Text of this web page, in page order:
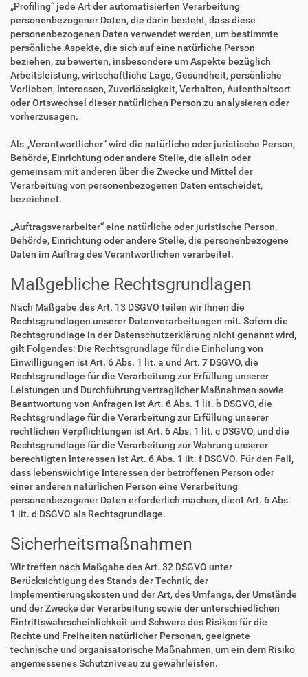
„Profiling“ jede Art der automatisierten Verarbeitung
personenbezogener Daten, die darin besteht, dass diese
personenbezogenen Daten verwendet werden, um bestimmte
persönliche Aspekte, die sich auf eine natürliche Person
beziehen, zu bewerten, insbesondere um Aspekte bezüglich
Arbeitsleistung, wirtschaftliche Lage, Gesundheit, persönliche
Vorlieben, Interessen, Zuverlässigkeit, Verhalten, Aufenthaltsort
oder Ortswechsel dieser natürlichen Person zu analysieren oder
vorherzusagen.
Als „Verantwortlicher“ wird die natürliche oder juristische Person,
Behörde, Einrichtung oder andere Stelle, die allein oder
gemeinsam mit anderen über die Zwecke und Mittel der
Verarbeitung von personenbezogenen Daten entscheidet,
bezeichnet.
„Auftragsverarbeiter“ eine natürliche oder juristische Person,
Behörde, Einrichtung oder andere Stelle, die personenbezogene
Daten im Auftrag des Verantwortlichen verarbeitet.
Maßgebliche Rechtsgrundlagen
Nach Maßgabe des Art. 13 DSGVO teilen wir Ihnen die
Rechtsgrundlagen unserer Datenverarbeitungen mit. Sofern die
Rechtsgrundlage in der Datenschutzerklärung nicht genannt wird,
gilt Folgendes: Die Rechtsgrundlage für die Einholung von
Einwilligungen ist Art. 6 Abs. 1 lit. a und Art. 7 DSGVO, die
Rechtsgrundlage für die Verarbeitung zur Erfüllung unserer
Leistungen und Durchführung vertraglicher Maßnahmen sowie
Beantwortung von Anfragen ist Art. 6 Abs. 1 lit. b DSGVO, die
Rechtsgrundlage für die Verarbeitung zur Erfüllung unserer
rechtlichen Verpflichtungen ist Art. 6 Abs. 1 lit. c DSGVO, und die
Rechtsgrundlage für die Verarbeitung zur Wahrung unserer
berechtigten Interessen ist Art. 6 Abs. 1 lit. f DSGVO. Für den Fall,
dass lebenswichtige Interessen der betroffenen Person oder
einer anderen natürlichen Person eine Verarbeitung
personenbezogener Daten erforderlich machen, dient Art. 6 Abs.
1 lit. d DSGVO als Rechtsgrundlage.
Sicherheitsmaßnahmen
Wir treffen nach Maßgabe des Art. 32 DSGVO unter
Berücksichtigung des Stands der Technik, der
Implementierungskosten und der Art, des Umfangs, der Umstände
und der Zwecke der Verarbeitung sowie der unterschiedlichen
Eintrittswahrscheinlichkeit und Schwere des Risikos für die
Rechte und Freiheiten natürlicher Personen, geeignete
technische und organisatorische Maßnahmen, um ein dem Risiko
angemessenes Schutzniveau zu gewährleisten.